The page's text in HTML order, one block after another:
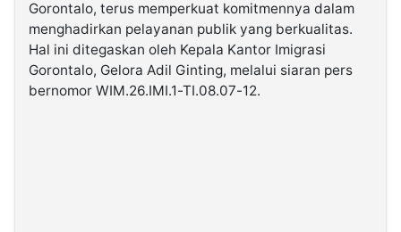
Kabarbaru.co
2026
Gorontalo, terus memperkuat komitmennya dalam
menghadirkan pelayanan publik yang berkualitas.
Hal ini ditegaskan oleh Kepala Kantor Imigrasi
Gorontalo, Gelora Adil Ginting, melalui siaran pers
bernomor WIM.26.IMI.1-TI.08.07-12.